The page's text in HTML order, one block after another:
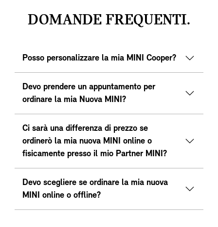
DOMANDE FREQUENTI.
Posso personalizzare la mia MINI Cooper?
Devo prendere un appuntamento per
ordinare la mia Nuova MINI?
Ci sarà una differenza di prezzo se
ordinerò la mia nuova MINI online o
fisicamente presso il mio Partner MINI?
Devo scegliere se ordinare la mia nuova
MINI online o offline?